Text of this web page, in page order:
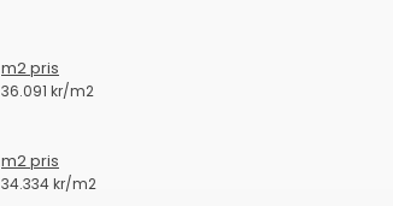
m2 pris
36.091 kr/m2
m2 pris
34.334 kr/m2